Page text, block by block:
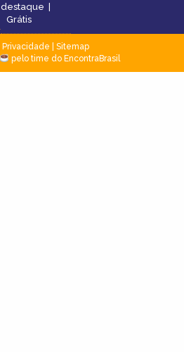
destaque |
Grátis
Privacidade
Sitemap
pelo time do EncontraBrasil